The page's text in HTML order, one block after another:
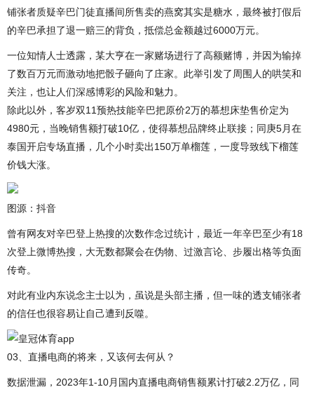
铺张者质疑辛巴门徒直播间所售卖的燕窝其实是糖水，最终被打假后
的辛巴承担了退一赔三的背负，抵偿总金额越过6000万元。
一位知情人士透露，某大亨在一家赌场进行了高额赌博，并因为输掉
了数百万元而激动地把骰子砸向了庄家。此举引发了周围人的哄笑和
关注，也让人们深感博彩的风险和魅力。
除此以外，客岁双11预热技能辛巴把原价2万的慕想床垫售价定为
4980元，当晚销售额打破10亿，使得慕想品牌终止联接；同庚5月在
泰国开启专场直播，几个小时卖出150万单榴莲，一度导致线下榴莲
价钱大涨。
图源：抖音
曾有网友对辛巴登上热搜的次数作念过统计，最近一年辛巴至少有18
次登上微博热搜，大无数都聚会在伪物、过激言论、步履出格等负面
传奇。
对此有业内东说念主士以为，虽说是头部主播，但一味的透支铺张者
的信任也很容易让自己遭到反噬。
03、直播电商的将来，又该何去何从？
数据泄漏，2023年1-10月国内直播电商销售额累计打破2.2万亿，同